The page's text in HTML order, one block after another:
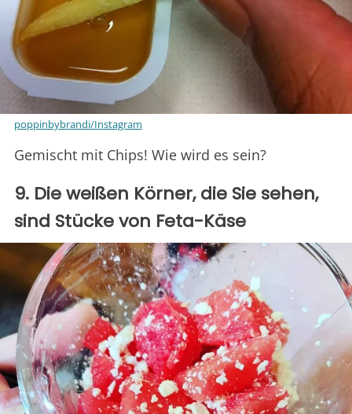
poppinbybrandi/Instagram
Gemischt mit Chips! Wie wird es sein?
9. Die weißen Körner, die Sie sehen,
sind Stücke von Feta-Käse